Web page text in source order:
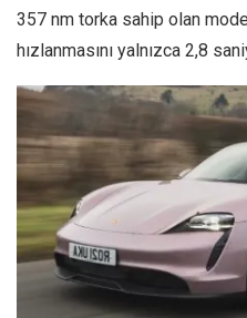
357 nm torka sahip olan
hızlanmasını yalnızca 2,8